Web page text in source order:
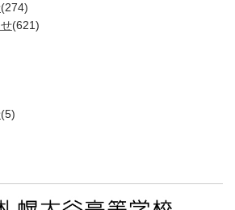
(274)
(621)
(5)